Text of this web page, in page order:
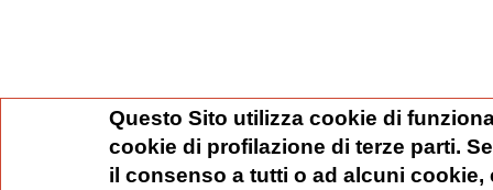
Questo Sito utilizza cookie di
cookie di profilazione di terze parti.
il consenso a tutti o ad alcuni